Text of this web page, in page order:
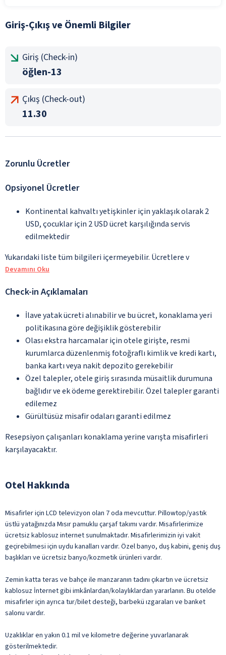
Giriş-Çıkış ve Önemli Bilgiler
Giriş (Check-in)
öğlen-13
Çıkış (Check-out)
11.30
Zorunlu Ücretler
Opsiyonel Ücretler
Kontinental kahvaltı yetişkinler için yaklaşık olarak 2
USD, çocuklar için 2 USD ücret karşılığında servis
edilmektedir
Yukarıdaki liste tüm bilgileri içermeyebilir. Ücretlere v
Devamını Oku
Check-in Açıklamaları
İlave yatak ücreti alınabilir ve bu ücret, konaklama yeri
politikasına göre değişiklik gösterebilir
Olası ekstra harcamalar için otele girişte, resmi
kurumlarca düzenlenmiş fotoğraflı kimlik ve kredi kartı,
banka kartı veya nakit depozito gerekebilir
Özel talepler, otele giriş sırasında müsaitlik durumuna
bağlıdır ve ek ödeme gerektirebilir. Özel talepler garanti
edilemez
Gürültüsüz misafir odaları garanti edilmez
Resepsiyon çalışanları konaklama yerine varışta misafirleri
karşılayacaktır.
Otel Hakkında
Misafirler için LCD televizyon olan 7 oda mevcuttur. Pillowtop/yastık
üstlü yatağınızda Mısır pamuklu çarşaf takımı vardır. Misafirlerimize
ücretsiz kablosuz internet sunulmaktadır. Misafirlerimizin iyi vakit
geçirebilmesi için uydu kanalları vardır. Özel banyo, duş kabini, geniş duş
başlıkları ve ücretsiz banyo/kozmetik ürünleri vardır.
Zemin katta teras ve bahçe ile manzaranın tadını çıkartın ve ücretsiz
kablosuz İnternet gibi imkânlardan/kolaylıklardan yararlanın. Bu otelde
misafirler için ayrıca tur/bilet desteği, barbekü ızgaraları ve banket
salonu vardır.
Uzaklıklar en yakın 0.1 mil ve kilometre değerine yuvarlanarak
gösterilmektedir.